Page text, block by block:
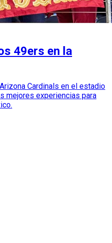
49ers en la
Cardinals en el estadio
mejores experiencias para